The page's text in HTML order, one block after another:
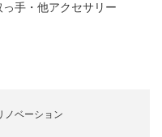
手・他アクセサリー
ノベーション